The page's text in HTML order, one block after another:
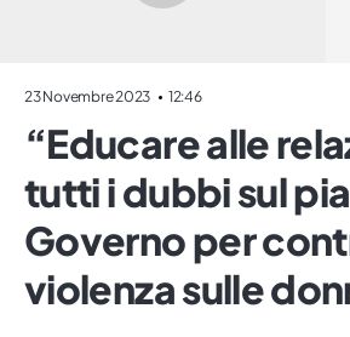
23 Novembre 2023 12:46
“Educare alle
tutti i dubbi sul
Governo per
violenza sulle